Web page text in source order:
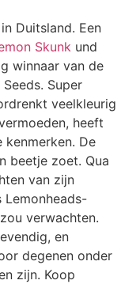
Duitsland. Een
Skunk und
winnaar van de
Super
veelkleurig
heeft
De
beetje zoet. Qua
van zijn
Lemonheads-
verwachten.
en
degenen onder
zijn. Koop